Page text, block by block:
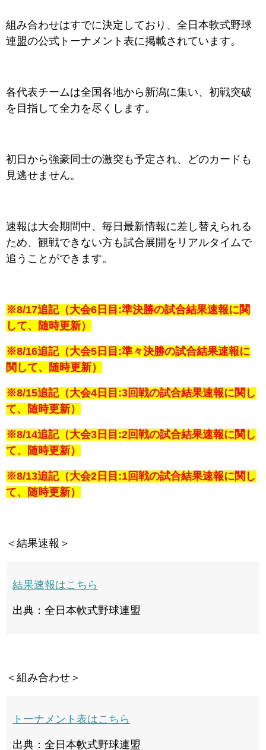
組み合わせはすでに決定しており、全日本軟式野球
連盟の公式トーナメント表に掲載されています。
各代表チームは全国各地から新潟に集い、初戦突破
を目指して全力を尽くします。
初日から強豪同士の激突も予定され、どのカードも
見逃せません。
速報は大会期間中、毎日最新情報に差し替えられる
ため、観戦できない方も試合展開をリアルタイムで
追うことができます。
※8/17追記（大会6日目:準決勝の試合結果速報に関
して、随時更新）
※8/16追記（大会5日目:準々決勝の試合結果速報に
関して、随時更新）
※8/15追記（大会4日目:3回戦の試合結果速報に関し
て、随時更新）
※8/14追記（大会3日目:2回戦の試合結果速報に関し
て、随時更新）
※8/13追記（大会2日目:1回戦の試合結果速報に関し
て、随時更新）
＜結果速報＞
結果速報はこちら
出典：全日本軟式野球連盟
＜組み合わせ＞
トーナメント表はこちら
出典：全日本軟式野球連盟